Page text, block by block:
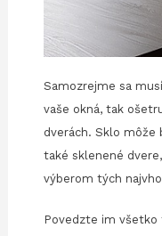
Samozrejme sa
vaše okná, tak
dverách. Sklo môže
také sklenené
výberom tých
Povedzte im všetko